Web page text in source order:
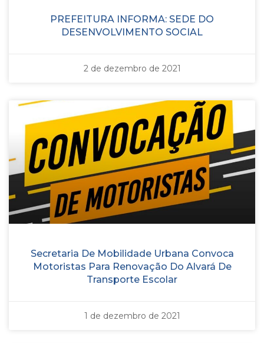
PREFEITURA INFORMA: SEDE DO
DESENVOLVIMENTO SOCIAL
2 de dezembro de 2021
Secretaria De Mobilidade Urbana Convoca
Motoristas Para Renovação Do Alvará De
Transporte Escolar
1 de dezembro de 2021